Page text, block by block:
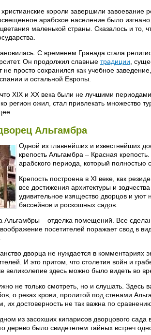
христианские короли завершили
арабское население было
маленькой страны. Сказалось и то,
С временем Гранада стала
Он продолжил славные традиции ,
не просто сохранился как учебное
и остальной Европы.
ХIХ и ХХ века были не лучшими
регион ожил, стал привлекать множество
Альгамбра
Одной из главнейших и известнейших
крепость Альгамбра – Красная
арабского периода, который полностью
Крепость построена в ХI веке, как
все достижения архитектуры и
удивительное изящество дворцов и
бассейнов и роскошных садов.
Альгамбры – отделка помещений. Все
посетителей поражает свод в
дворца не нуждается в комментариях
И это притом, что столетия войн и
великолепие здесь можно было видеть во
не только смотреть, но и слушать. Здесь
о реках крови, пролитой под стенами
их достоверность не так важна по
из засохших кипарисов дворцового сада
дерево было свидетелем тайных встреч